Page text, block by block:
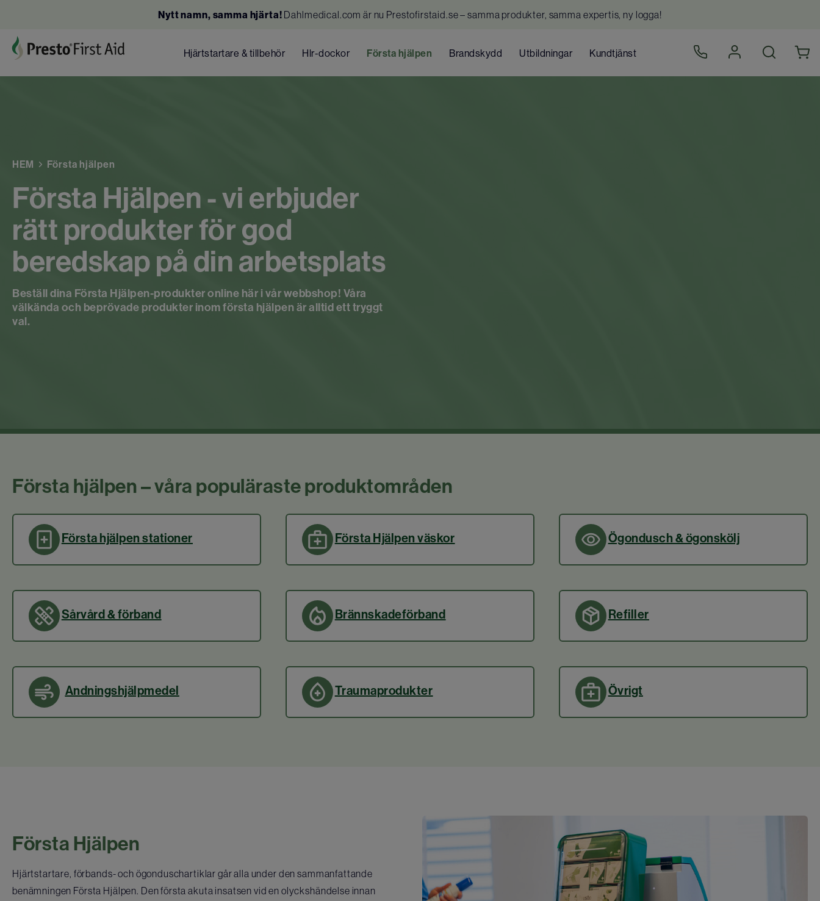
Nytt namn, samma hjärta! Dahlmedical.com är nu Prestofirstaid.se – samma produkter, samma expertis, ny logga!
Hjärtstartare & tillbehör Hlr-dockor Första hjälpen Brandskydd Utbildningar Kundtjänst
HEM Första hjälpen
Första Hjälpen - vi erbjuder
rätt produkter för god
beredskap på din arbetsplats
Beställ dina Första Hjälpen-produkter online här i vår webbshop! Våra
välkända och beprövade produkter inom första hjälpen är alltid ett tryggt
val.
Första hjälpen – våra populäraste produktområden
Första hjälpen stationer
Sårvård & förband
Andningshjälpmedel
Första Hjälpen väskor
Brännskadeförband
Traumaprodukter
Ögondusch & ögonskölj
Refiller
Övrigt
Första Hjälpen
Hjärtstartare, förbands- och ögonduschartiklar går alla under den sammanfattande
benämningen Första Hjälpen. Den första akuta insatsen vid en olyckshändelse innan